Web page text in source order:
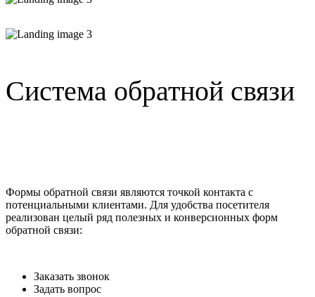
Система обратной связи
Формы обратной связи являются точкой контакта с
потенциальными клиентами. Для удобства посетителя
реализован целый ряд полезных и конверсионных форм
обратной связи:
Заказать звонок
Задать вопрос